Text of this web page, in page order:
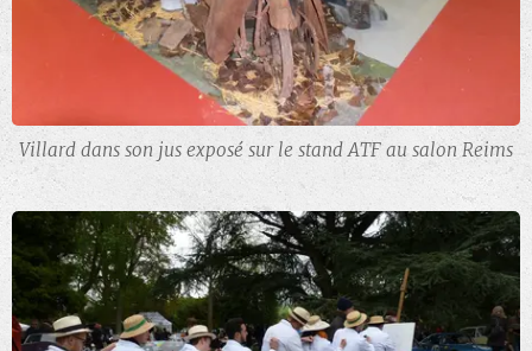
Villard dans son jus exposé sur le stand ATF au salon Reims